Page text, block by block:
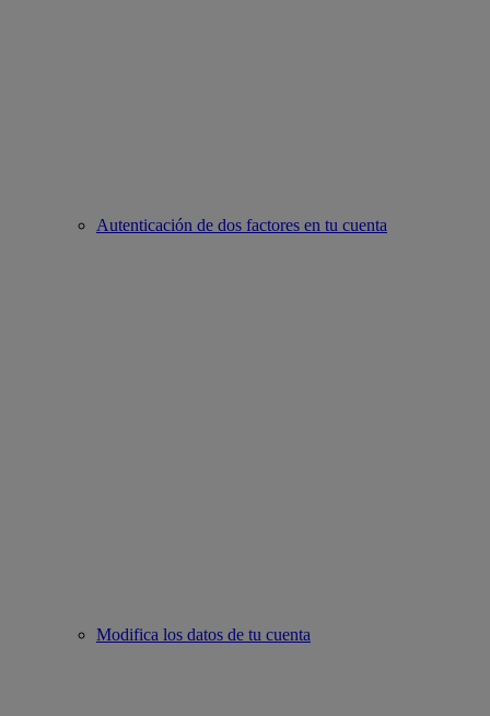
Autenticación de dos factores en tu cuenta
Modifica los datos de tu cuenta